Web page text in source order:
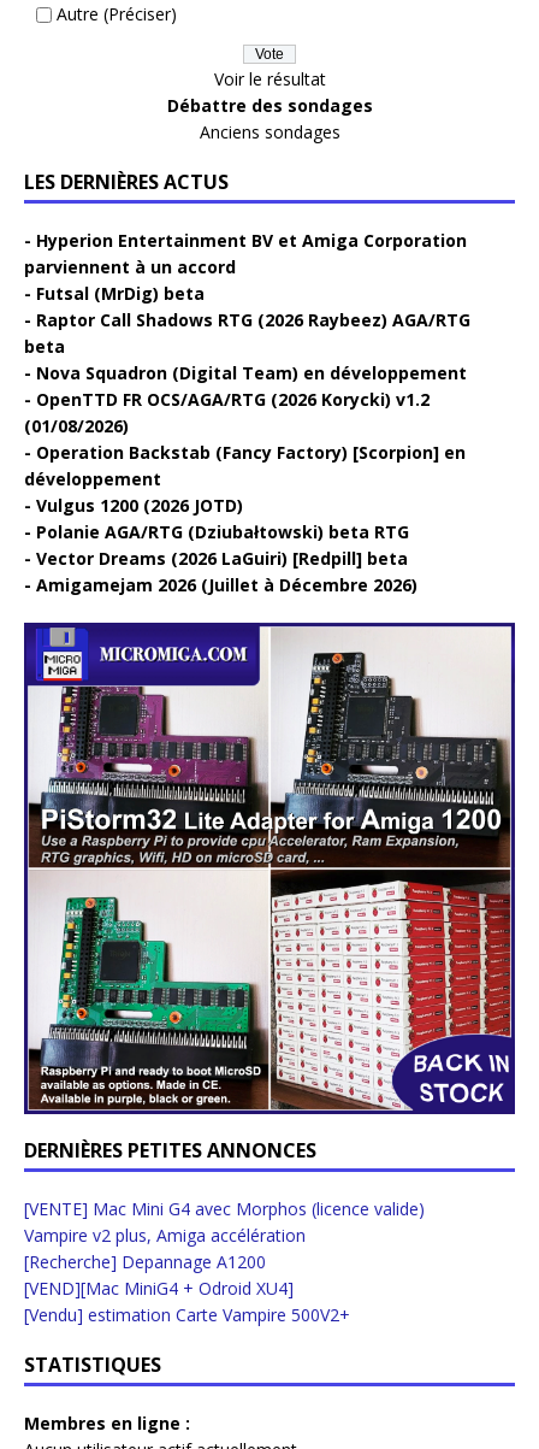
Autre (Préciser)
Voir le résultat
Débattre des sondages
Anciens sondages
LES DERNIÈRES ACTUS
Hyperion Entertainment BV et Amiga Corporation
parviennent à un accord
Futsal (MrDig) beta
Raptor Call Shadows RTG (2026 Raybeez) AGA/RTG
beta
Nova Squadron (Digital Team) en développement
OpenTTD FR OCS/AGA/RTG (2026 Korycki) v1.2
(01/08/2026)
Operation Backstab (Fancy Factory) [Scorpion] en
développement
Vulgus 1200 (2026 JOTD)
Polanie AGA/RTG (Dziubałtowski) beta RTG
Vector Dreams (2026 LaGuiri) [Redpill] beta
Amigamejam 2026 (Juillet à Décembre 2026)
DERNIÈRES PETITES ANNONCES
[VENTE] Mac Mini G4 avec Morphos (licence valide)
Vampire v2 plus, Amiga accélération
[Recherche] Depannage A1200
[VEND][Mac MiniG4 + Odroid XU4]
[Vendu] estimation Carte Vampire 500V2+
STATISTIQUES
Membres en ligne :